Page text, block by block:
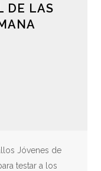
DE LAS
Jóvenes de
testar a los